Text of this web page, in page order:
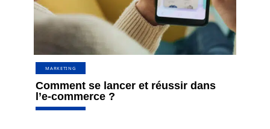
MARKETING
Comment se lancer et réussir dans
l’e-commerce ?